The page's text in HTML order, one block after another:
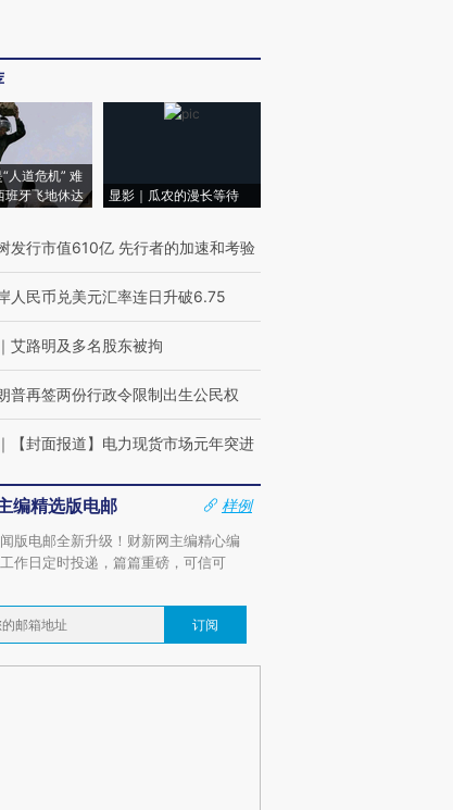
人道危机” 难
班牙飞地休达
显影｜瓜农的漫长等待
发行市值610亿 先行者的加速和考验
人民币兑美元汇率连日升破6.75
｜ 艾路明及多名股东被拘
普再签两份行政令限制出生公民权
｜ 【封面报道】电力现货市场元年突进
编精选版电邮
样例
版电邮全新升级！财新网主编精心编
作日定时投递，篇篇重磅，可信可
订阅